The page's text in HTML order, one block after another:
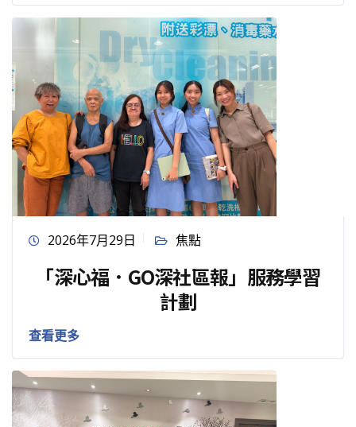
2026年7月29日 焦點
「深心福．GO深社區報」服務學習
計劃
查看更多